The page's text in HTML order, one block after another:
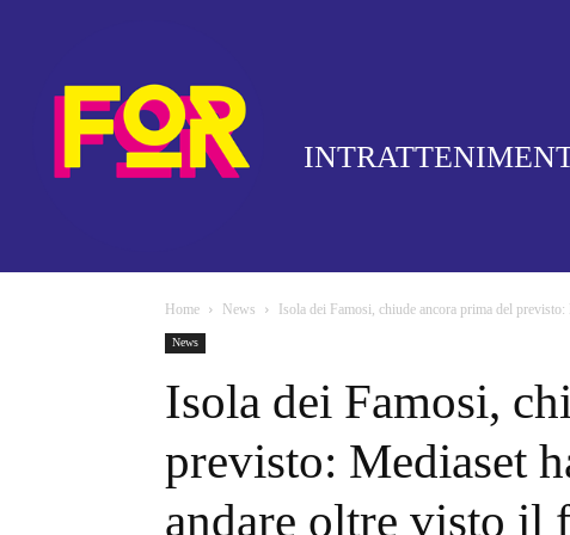
Home News Isola dei Famosi, chiude ancora prima del previsto:
News
Isola dei Famosi,
previsto: Mediaset
andare oltre visto il